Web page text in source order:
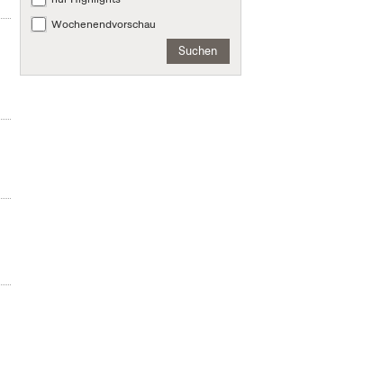
Wochenendvorschau
Suchen